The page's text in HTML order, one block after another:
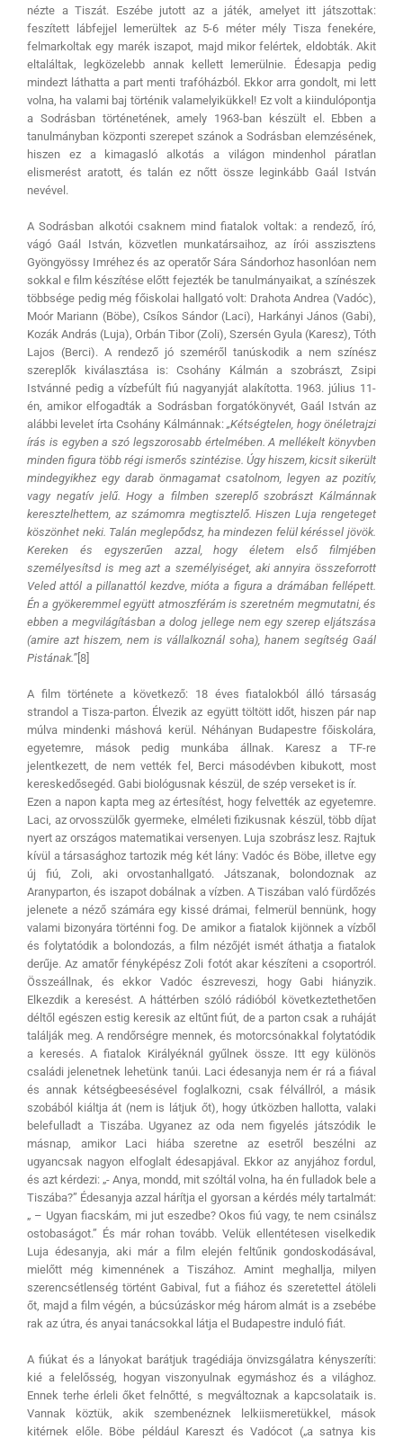
nézte a Tiszát. Eszébe jutott az a játék, amelyet itt játszottak:
feszített lábfejjel lemerültek az 5-6 méter mély Tisza fenekére,
felmarkoltak egy marék iszapot, majd mikor felértek, eldobták. Akit
eltaláltak, legközelebb annak kellett lemerülnie. Édesapja pedig
mindezt láthatta a part menti trafóházból. Ekkor arra gondolt, mi lett
volna, ha valami baj történik valamelyikükkel! Ez volt a kiindulópontja
a Sodrásban történetének, amely 1963-ban készült el. Ebben a
tanulmányban központi szerepet szánok a Sodrásban elemzésének,
hiszen ez a kimagasló alkotás a világon mindenhol páratlan
elismerést aratott, és talán ez nőtt össze leginkább Gaál István
nevével.
A Sodrásban alkotói csaknem mind fiatalok voltak: a rendező, író,
vágó Gaál István, közvetlen munkatársaihoz, az írói asszisztens
Gyöngyössy Imréhez és az operatőr Sára Sándorhoz hasonlóan nem
sokkal e film készítése előtt fejezték be tanulmányaikat, a színészek
többsége pedig még főiskolai hallgató volt: Drahota Andrea (Vadóc),
Moór Mariann (Böbe), Csíkos Sándor (Laci), Harkányi János (Gabi),
Kozák András (Luja), Orbán Tibor (Zoli), Szersén Gyula (Karesz), Tóth
Lajos (Berci). A rendező jó szeméről tanúskodik a nem színész
szereplők kiválasztása is: Csohány Kálmán a szobrászt, Zsipi
Istvánné pedig a vízbefúlt fiú nagyanyját alakította. 1963. július 11-
én, amikor elfogadták a Sodrásban forgatókönyvét, Gaál István az
alábbi levelet írta Csohány Kálmánnak:„Kétségtelen, hogy önéletrajzi
írás is egyben a szó legszorosabb értelmében. A mellékelt könyvben
minden figura több régi ismerős szintézise. Úgy hiszem, kicsit sikerült
mindegyikhez egy darab önmagamat csatolnom, legyen az pozitív,
vagy negatív jelű. Hogy a filmben szereplő szobrászt Kálmánnak
keresztelhettem, az számomra megtisztelő. Hiszen Luja rengeteget
köszönhet neki. Talán meglepődsz, ha mindezen felül kéréssel jövök.
Kereken és egyszerűen azzal, hogy életem első filmjében
személyesítsd is meg azt a személyiséget, aki annyira összeforrott
Veled attól a pillanattól kezdve, mióta a figura a drámában fellépett.
Én a gyökeremmel együtt atmoszférám is szeretném megmutatni, és
ebben a megvilágításban a dolog jellege nem egy szerep eljátszása
(amire azt hiszem, nem is vállalkoznál soha), hanem segítség Gaál
Pistának.”[8]
A film története a következő: 18 éves fiatalokból álló társaság
strandol a Tisza-parton. Élvezik az együtt töltött időt, hiszen pár nap
múlva mindenki máshová kerül. Néhányan Budapestre főiskolára,
egyetemre, mások pedig munkába állnak. Karesz a TF-re
jelentkezett, de nem vették fel, Berci másodévben kibukott, most
kereskedősegéd. Gabi biológusnak készül, de szép verseket is ír.
Ezen a napon kapta meg az értesítést, hogy felvették az egyetemre.
Laci, az orvosszülők gyermeke, elméleti fizikusnak készül, több díjat
nyert az országos matematikai versenyen. Luja szobrász lesz. Rajtuk
kívül a társasághoz tartozik még két lány: Vadóc és Böbe, illetve egy
új fiú, Zoli, aki orvostanhallgató. Játszanak, bolondoznak az
Aranyparton, és iszapot dobálnak a vízben. A Tiszában való fürdőzés
jelenete a néző számára egy kissé drámai, felmerül bennünk, hogy
valami bizonyára történni fog. De amikor a fiatalok kijönnek a vízből
és folytatódik a bolondozás, a film nézőjét ismét áthatja a fiatalok
derűje. Az amatőr fényképész Zoli fotót akar készíteni a csoportról.
Összeállnak, és ekkor Vadóc észreveszi, hogy Gabi hiányzik.
Elkezdik a keresést. A háttérben szóló rádióból következtethetően
déltől egészen estig keresik az eltűnt fiút, de a parton csak a ruháját
találják meg. A rendőrségre mennek, és motorcsónakkal folytatódik
a keresés. A fiatalok Királyéknál gyűlnek össze. Itt egy különös
családi jelenetnek lehetünk tanúi. Laci édesanyja nem ér rá a fiával
és annak kétségbeesésével foglalkozni, csak félvállról, a másik
szobából kiáltja át (nem is látjuk őt), hogy útközben hallotta, valaki
belefulladt a Tiszába. Ugyanez az oda nem figyelés játszódik le
másnap, amikor Laci hiába szeretne az esetről beszélni az
ugyancsak nagyon elfoglalt édesapjával. Ekkor az anyjához fordul,
és azt kérdezi: „- Anya, mondd, mit szóltál volna, ha én fulladok bele a
Tiszába?” Édesanyja azzal hárítja el gyorsan a kérdés mély tartalmát:
„ – Ugyan fiacskám, mi jut eszedbe? Okos fiú vagy, te nem csinálsz
ostobaságot.” És már rohan tovább. Velük ellentétesen viselkedik
Luja édesanyja, aki már a film elején feltűnik gondoskodásával,
mielőtt még kimennének a Tiszához. Amint meghallja, milyen
szerencsétlenség történt Gabival, fut a fiához és szeretettel átöleli
őt, majd a film végén, a búcsúzáskor még három almát is a zsebébe
rak az útra, és anyai tanácsokkal látja el Budapestre induló fiát.
A fiúkat és a lányokat barátjuk tragédiája önvizsgálatra kényszeríti:
kié a felelősség, hogyan viszonyulnak egymáshoz és a világhoz.
Ennek terhe érleli őket felnőtté, s megváltoznak a kapcsolataik is.
Vannak köztük, akik szembenéznek lelkiismeretükkel, mások
kitérnek előle. Böbe például Kareszt és Vadócot („a satnya kis